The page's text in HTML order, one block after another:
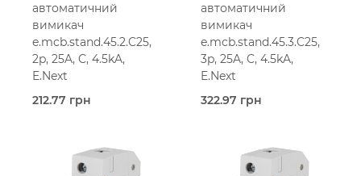
автоматичний
вимикач
e.mcb.stand.45.2.C25,
2p, 25A, C, 4.5kA,
E.Next
212.77 грн
Ампер
2-мод.
автоматичний
вимикач
e.mcb.stand.45.3.C25,
3p, 25A, C, 4.5kA,
E.Next
322.97 грн
Ампер
3-мод.